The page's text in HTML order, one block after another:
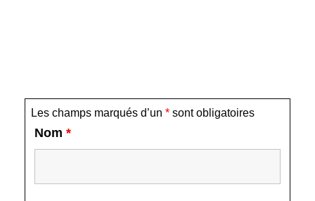
Les champs marqués d’un * sont obligatoires
Nom *